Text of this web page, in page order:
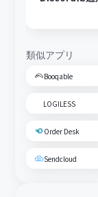
類似アプリ
Booqable
LOGILESS
Order Desk
Sendcloud